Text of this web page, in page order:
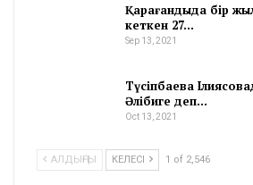
Қарағандыда бір
кеткен 27…
Sep 13, 2021
Түсіпбаева
Әлібиге деп…
Oct 13, 2021
АЛДЫҢҒЫ КЕЛЕСІ 1 of 2,546